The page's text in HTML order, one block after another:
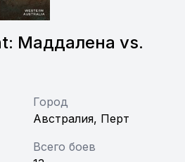
Маддалена vs.
Город
Австралия, Перт
Всего боев